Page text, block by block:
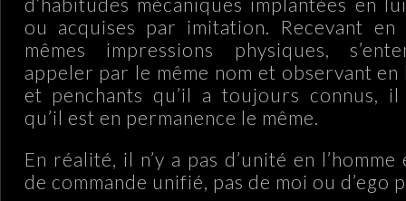
ou acquises par imitation. Recevant en
mêmes impressions physiques,
appeler par le même nom et observant
et penchants qu’il a toujours connus,
qu’il est en permanence le même.
En réalité, il n’y a pas d’unité en
de commande unifié, pas de moi ou d’ego